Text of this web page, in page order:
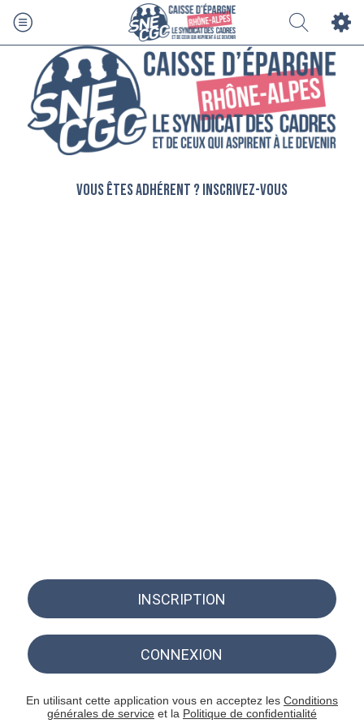
Vous êtes adhérent ? Inscrivez-vous
INSCRIPTION
CONNEXION
En utilisant cette application vous en acceptez les Conditions
générales de service et la Politique de confidentialité